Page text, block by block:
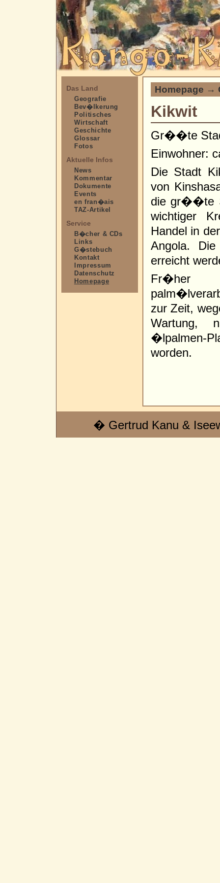
Das Land
Geografie
Bev�lkerung
Politisches
Wirtschaft
Geschichte
Glossar
Fotos
Aktuelle Infos
News
Kommentar
Dokumente
Events
en fran�ais
TAZ-Artikel
Service
B�cher & CDs
Links
G�stebuch
Kontakt
Impressum
Datenschutz
Homepage
Homepage →
Kikwit
Gr��te
Einwohner:
Die Stadt
von
die gr��te
wichtiger
Handel in
Angola.
erreicht
zur Zeit,
Wartung,
�lpalmen-
worden.
� Gertrud Kanu &